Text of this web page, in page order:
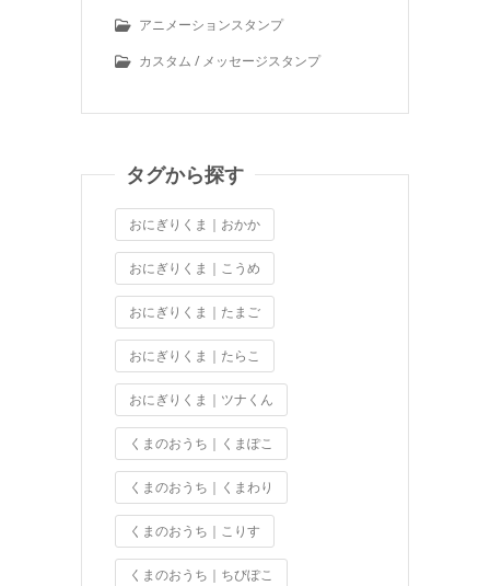
アニメーションスタンプ
カスタム / メッセージスタンプ
タグから探す
おにぎりくま｜おかか
おにぎりくま｜こうめ
おにぎりくま｜たまご
おにぎりくま｜たらこ
おにぎりくま｜ツナくん
くまのおうち｜くまぽこ
くまのおうち｜くまわり
くまのおうち｜こりす
くまのおうち｜ちびぽこ